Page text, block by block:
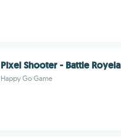
Pixel Shooter - Battle Royela
Happy Go Game